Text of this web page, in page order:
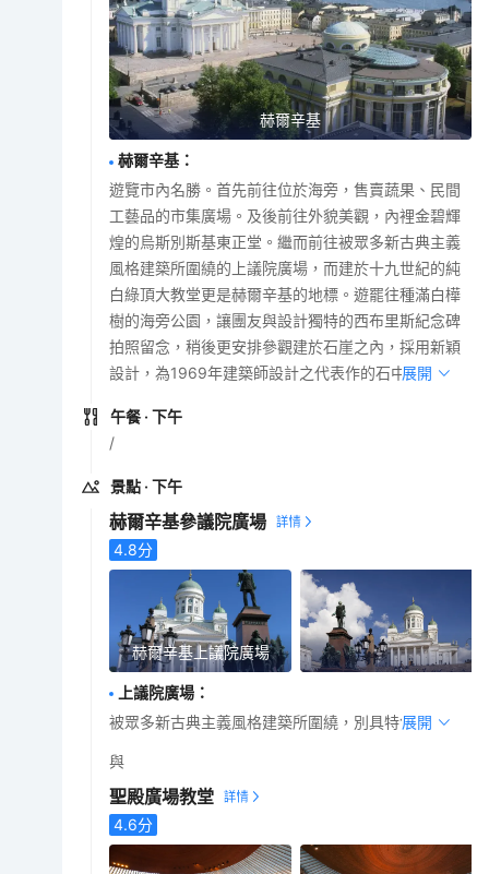
赫爾辛基
赫爾辛基 ：
遊覽市內名勝。首先前往位於海旁，售賣蔬果、民間
工藝品的市集廣場。及後前往外貌美觀，內裡金碧輝
煌的烏斯別斯基東正堂。繼而前往被眾多新古典主義
風格建築所圍繞的上議院廣場，而建於十九世紀的純
白綠頂大教堂更是赫爾辛基的地標。遊罷往種滿白樺
樹的海旁公園，讓團友與設計獨特的西布里斯紀念碑
拍照留念，稍後更安排參觀建於石崖之內，採用新穎
設計，為1969年建築師設計之代表作的石中教堂。
展開
午餐 · 下午
/
景點 · 下午
赫爾辛基參議院廣場
4.8分
赫爾辛基上議院廣場
上議院廣場 ：
被眾多新古典主義風格建築所圍繞，別具特色。
展開
與
聖殿廣場教堂
4.6分